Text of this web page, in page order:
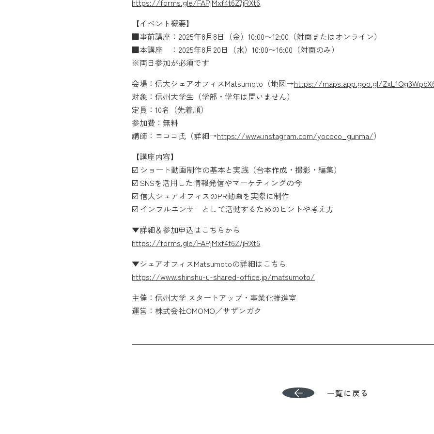
【イベント概要】
■事前講座：2025年8月8日（金）10:00〜12:00（対面またはオンライン）
■本講座 ：2025年8月20日（水）10:00〜16:00（対面のみ）
※両日参加が必須です
会場：信大シェアオフィスMatsumoto（地図→https://maps.app.goo.gl/
対象：信州大学生（学部・学年は問いません）
定員：10名（先着順）
参加費：無料
講師：ヨココ氏（詳細→https://www.instagram.com/yococo_gunma/）
【講座内容】
☑️ ショート動画制作の基本と実践（台本作成・撮影・編集）
☑️ SNSを活用した情報発信やマーケティングの今
☑️ 信大シェアオフィスのPR動画を実際に制作
☑️ インフルエンサーとして活動するためのヒントや考え方
▼詳細＆参加申込はこちらから
https://forms.gle/FAPjMxf4t6Z7jRXt6
▼シェアオフィスMatsumotoの詳細はこちら
https://www.shinshu-u-shared-office.jp/matsumoto/
主催：信州大学 スタートアップ・事業化推進室
運営：株式会社OMOMO／サザンガク
一覧に戻る